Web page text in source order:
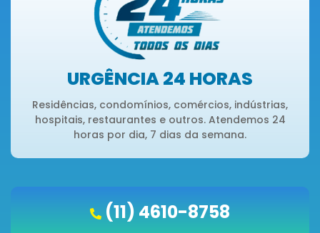
URGÊNCIA 24 HORAS
Residências, condomínios, comércios, indústrias,
hospitais, restaurantes e outros. Atendemos 24
horas por dia, 7 dias da semana.
(11) 4610-8758